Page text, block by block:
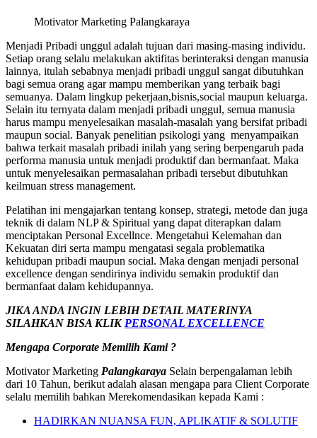
Motivator Marketing Palangkaraya
Menjadi Pribadi unggul adalah tujuan dari masing-masing individu.
Setiap orang selalu melakukan aktifitas berinteraksi dengan manusia
lainnya, itulah sebabnya menjadi pribadi unggul sangat dibutuhkan
bagi semua orang agar mampu memberikan yang terbaik bagi
semuanya. Dalam lingkup pekerjaan,bisnis,social maupun keluarga.
Selain itu ternyata dalam menjadi pribadi unggul, semua manusia
harus mampu menyelesaikan masalah-masalah yang bersifat pribadi
maupun social. Banyak penelitian psikologi yang menyampaikan
bahwa terkait masalah pribadi inilah yang sering berpengaruh pada
performa manusia untuk menjadi produktif dan bermanfaat. Maka
untuk menyelesaikan permasalahan pribadi tersebut dibutuhkan
keilmuan stress management.
Pelatihan ini mengajarkan tentang konsep, strategi, metode dan juga
teknik di dalam NLP & Spiritual yang dapat diterapkan dalam
menciptakan Personal Excellnce. Mengetahui Kelemahan dan
Kekuatan diri serta mampu mengatasi segala problematika
kehidupan pribadi maupun social. Maka dengan menjadi personal
excellence dengan sendirinya individu semakin produktif dan
bermanfaat dalam kehidupannya.
JIKA ANDA INGIN LEBIH DETAIL MATERINYA
SILAHKAN BISA KLIK PERSONAL EXCELLENCE
Mengapa Corporate Memilih Kami ?
Motivator Marketing Palangkaraya Selain berpengalaman lebih
dari 10 Tahun, berikut adalah alasan mengapa para Client Corporate
selalu memilih bahkan Merekomendasikan kepada Kami :
HADIRKAN NUANSA FUN, APLIKATIF & SOLUTIF